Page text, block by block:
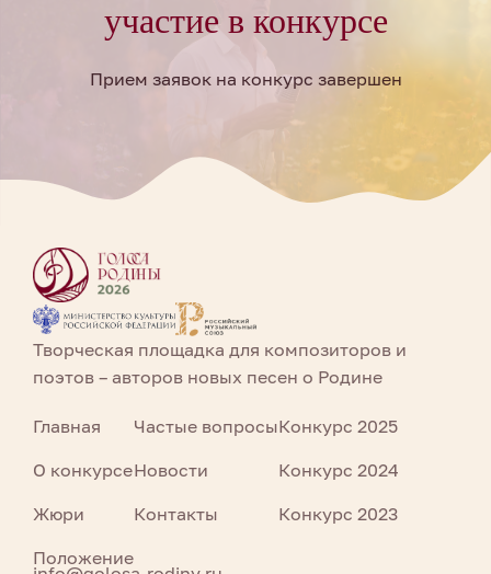
участие в конкурсе
Прием заявок на конкурс завершен
Творческая площадка для композиторов и
поэтов – авторов новых песен о Родине
Главная
О конкурсе
Жюри
Положение
Частые вопросы
Новости
Контакты
Конкурс 2025
Конкурс 2024
Конкурс 2023